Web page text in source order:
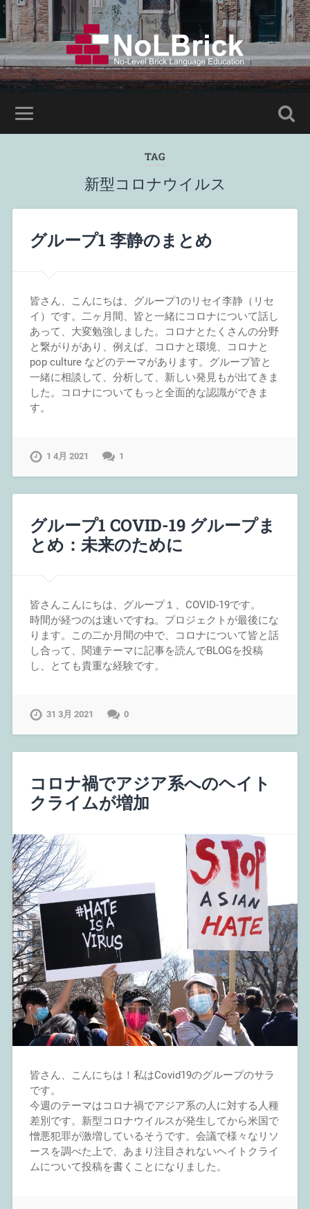
TAG
新型コロナウイルス
グループ1 李静のまとめ
皆さん、こんにちは、グループ1のリセイ李静（リセ
イ）です。二ヶ月間、皆と一緒にコロナについて話し
あって、大変勉強しました。コロナとたくさんの分野
と繋がりがあり、例えば、コロナと環境、コロナと
pop culture などのテーマがあります。グループ皆と
一緒に相談して、分析して、新しい発見もが出てきま
した。コロナについてもっと全面的な認識ができま
す。
1 4月 2021 1
グループ1 COVID-19 グループま
とめ：未来のために
皆さんこんにちは、グループ１、COVID-19です。
時間が経つのは速いですね。プロジェクトが最後にな
ります。この二か月間の中で、コロナについて皆と話
し合って、関連テーマに記事を読んでBLOGを投稿
し、とても貴重な経験です。
31 3月 2021 0
コロナ禍でアジア系へのヘイト
クライムが増加
皆さん、こんにちは！私はCovid19のグループのサラ
です。
今週のテーマはコロナ禍でアジア系の人に対する人種
差別です。新型コロナウイルスが発生してから米国で
憎悪犯罪が激増しているそうです。会議で様々なリソ
ースを調べた上で、あまり注目されないヘイトクライ
ムについて投稿を書くことになりました。